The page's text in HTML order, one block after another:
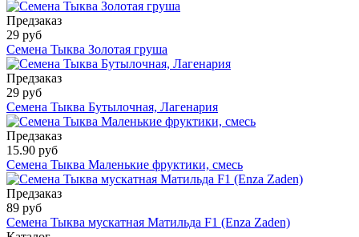
Предзаказ
29 руб
Семена Тыква Золотая груша
Предзаказ
29 руб
Семена Тыква Бутылочная, Лагенария
Предзаказ
15.90 руб
Семена Тыква Маленькие фруктики, смесь
Предзаказ
89 руб
Семена Тыква мускатная Матильда F1 (Enza Zaden)